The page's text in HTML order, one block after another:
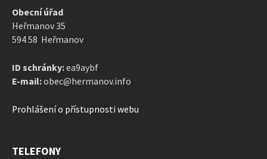
Obecní úřad
Heřmanov 35
594 58 Heřmanov
ID schránky:ea9aybf
E-mail:obec@hermanov.info
Prohlášení o přístupnosti webu
TELEFONY